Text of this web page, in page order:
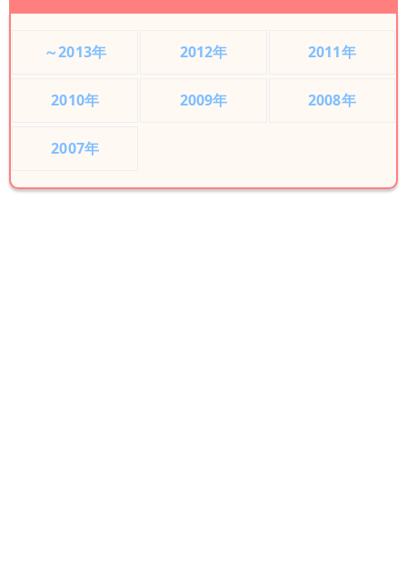
～2013年 2012年 2011年
2010年 2009年 2008年
2007年